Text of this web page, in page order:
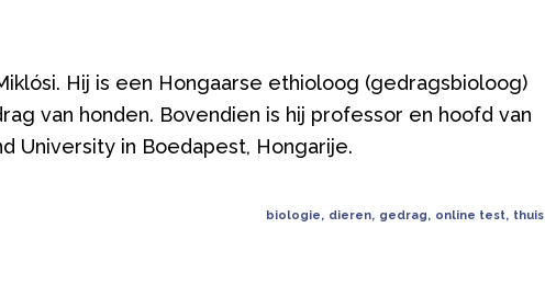
Hij is een Hongaarse ethioloog (gedragsbioloog)
van honden. Bovendien is hij professor en hoofd van
University in Boedapest, Hongarije.
biologie, dieren, gedrag, online test, thuis